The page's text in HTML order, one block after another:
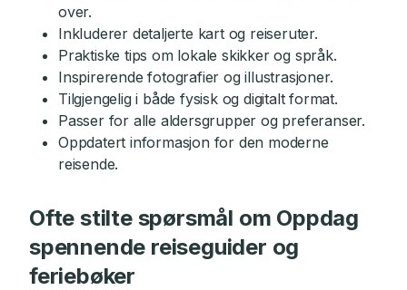
over.
Inkluderer detaljerte kart og reiseruter.
Praktiske tips om lokale skikker og språk.
Inspirerende fotografier og illustrasjoner.
Tilgjengelig i både fysisk og digitalt format.
Passer for alle aldersgrupper og preferanser.
Oppdatert informasjon for den moderne
reisende.
Ofte stilte spørsmål om Oppdag
spennende reiseguider og
feriebøker